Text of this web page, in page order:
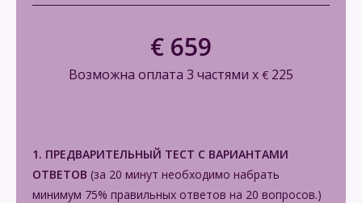
€ 659
Возможна оплата 3 частями х € 225
1. ПРЕДВАРИТЕЛЬНЫЙ ТЕСТ С ВАРИАНТАМИ
ОТВЕТОВ (за 20 минут необходимо набрать
минимум 75% правильных ответов на 20 вопросов.)